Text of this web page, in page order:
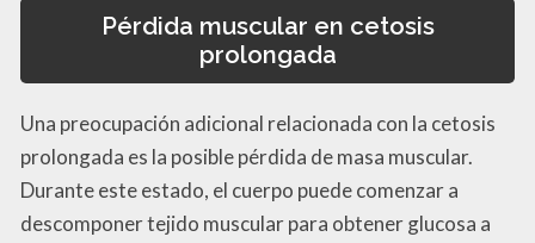
Pérdida muscular en cetosis
prolongada
Una preocupación adicional relacionada con la cetosis
prolongada es la posible pérdida de masa muscular.
Durante este estado, el cuerpo puede comenzar a
descomponer tejido muscular para obtener glucosa a